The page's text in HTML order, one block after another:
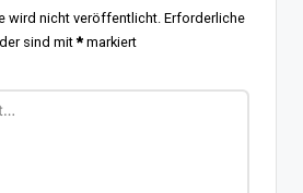
wird nicht veröffentlicht. Erforderliche
sind mit*markiert